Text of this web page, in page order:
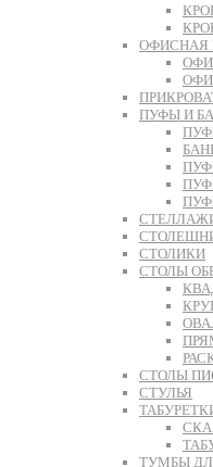
ОФИСНАЯ
ПУФЫ И
СТОЛИКИ
СТОЛЫ
СТОЛЫ
СТУЛЬЯ
ТУМБЫ